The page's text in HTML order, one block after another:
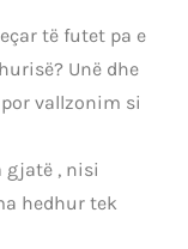
të futet pa e
Unë dhe
vallzonim si
gjatë , nisi
hedhur tek